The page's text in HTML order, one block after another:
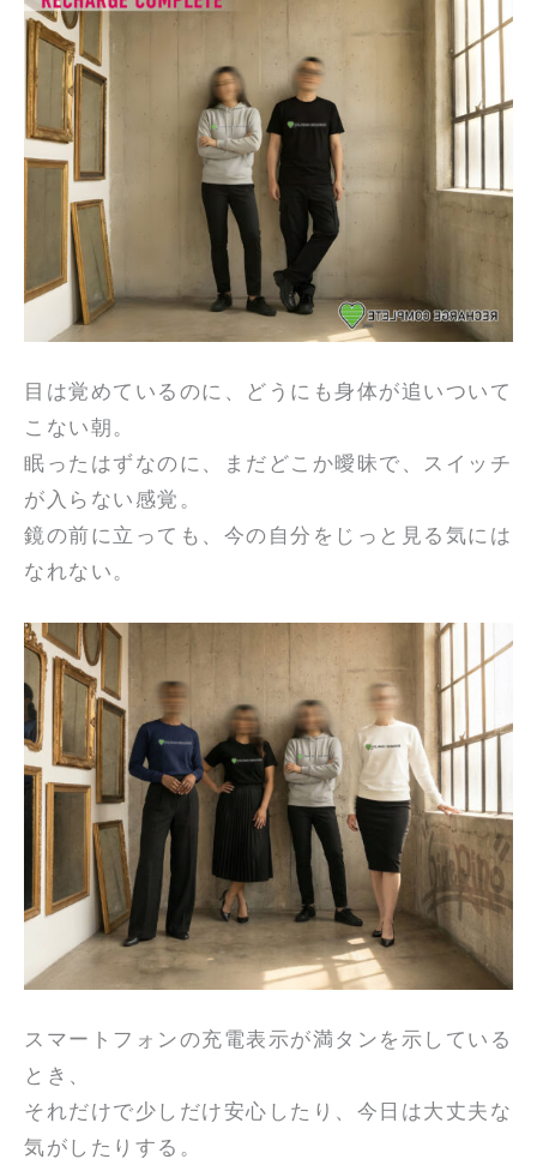
目は覚めているのに、どうにも身体が追いついて
こない朝。
眠ったはずなのに、まだどこか曖昧で、スイッチ
が入らない感覚。
鏡の前に立っても、今の自分をじっと見る気には
なれない。
スマートフォンの充電表示が満タンを示している
とき、
それだけで少しだけ安心したり、今日は大丈夫な
気がしたりする。